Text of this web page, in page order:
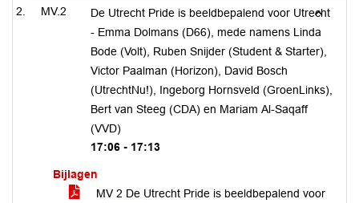
MV.2
De Utrecht Pride is beeldbepalend voor Utrecht
- Emma Dolmans (D66), mede namens Linda
Bode (Volt), Ruben Snijder (Student & Starter),
Victor Paalman (Horizon), David Bosch
(UtrechtNu!), Ingeborg Hornsveld (GroenLinks),
Bert van Steeg (CDA) en Mariam Al-Saqaff
(VVD)
17:06 - 17:13
Bijlagen
MV 2 De Utrecht Pride is beeldbepalend voor